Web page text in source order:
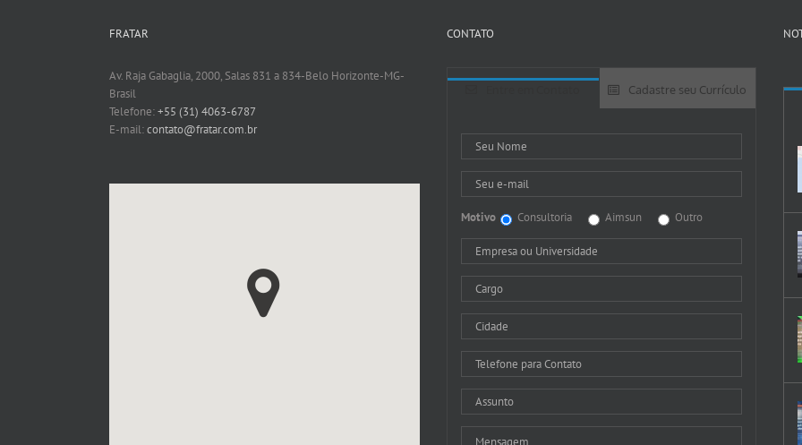
FRATAR
Av. Raja Gabaglia, 2000, Salas 831 a 834-Belo Horizonte-MG-
Brasil
Telefone:+55 (31) 4063-6787
E-mail:contato@fratar.com.br
CONTATO
Cadastre seu Currículo
Motivo Consultoria Aimsun Outro